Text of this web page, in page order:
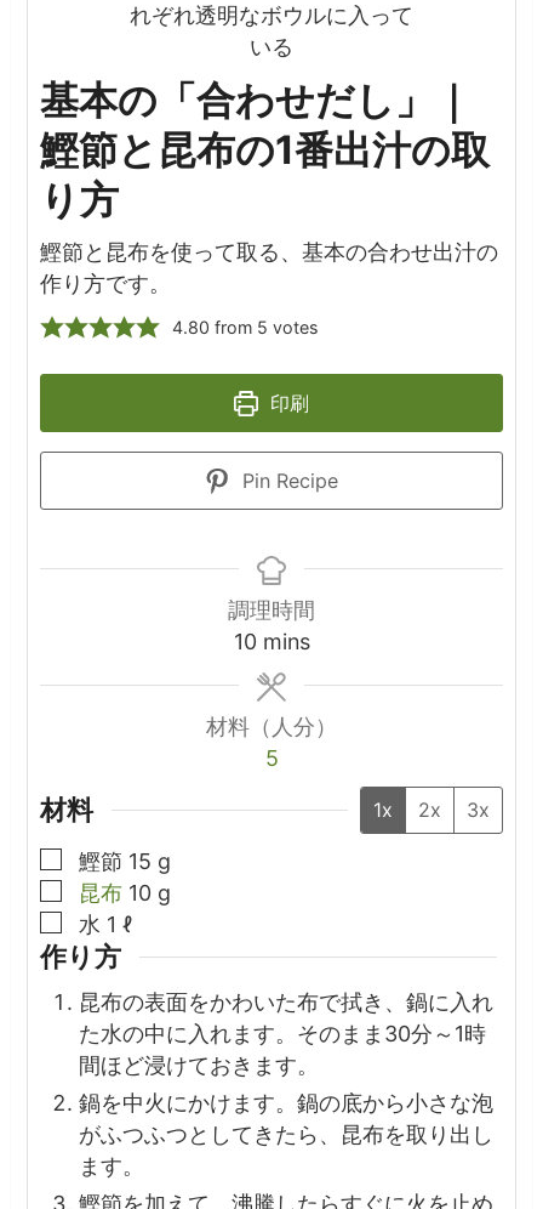
基本の「合わせだし」｜
鰹節と昆布の1番出汁の取
り方
鰹節と昆布を使って取る、基本の合わせ出汁の
作り方です。
4.80 from 5 votes
印刷
Pin Recipe
調理時間
10minutes
mins
材料（人分）
5
材料 1x 2x 3x
▢
鰹節 15 g
▢
昆布 10 g
▢
水 1 ℓ
作り方
昆布の表面をかわいた布で拭き、鍋に入れ
た水の中に入れます。そのまま30分～1時
間ほど浸けておきます。
鍋を中火にかけます。鍋の底から小さな泡
がふつふつとしてきたら、昆布を取り出し
ます。
鰹節を加えて、沸騰したらすぐに火を止め